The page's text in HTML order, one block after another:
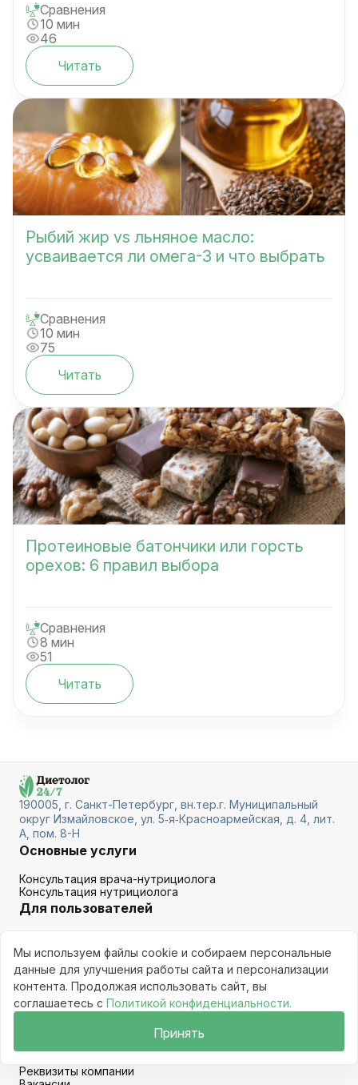
Сравнения
10 мин
46
Читать
Рыбий жир vs льняное масло:
усваивается ли омега-3 и что выбрать
Сравнения
10 мин
75
Читать
Протеиновые батончики или горсть
орехов: 6 правил выбора
Сравнения
8 мин
51
Читать
190005, г. Санкт-Петербург, вн.тер.г. Муниципальный
округ Измайловское, ул. 5‑я‑Красноармейская, д. 4, лит.
А, пом. 8-Н
Основные услуги
Консультация врача-нутрициолога
Консультация нутрициолога
Для пользователей
Услуги
Команда компании
Отзывы на платформу
Новости
Прочее
Политика конфиденциальности
Реквизиты компании
Мы используем файлы cookie и собираем персональные
данные для улучшения работы сайта и персонализации
контента. Продолжая использовать сайт, вы
соглашаетесь с Политикой конфиденциальности.
Принять